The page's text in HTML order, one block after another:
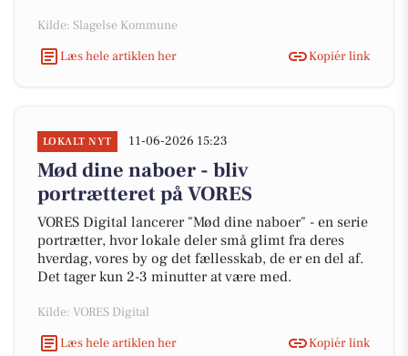
Kilde: Slagelse Kommune
Læs hele artiklen her
Kopiér link
LOKALT NYT 11-06-2026 15:23
Mød dine naboer - bliv
portrætteret på VORES
VORES Digital lancerer "Mød dine naboer" - en serie
portrætter, hvor lokale deler små glimt fra deres
hverdag, vores by og det fællesskab, de er en del af.
Det tager kun 2-3 minutter at være med.
Kilde: VORES Digital
Læs hele artiklen her
Kopiér link